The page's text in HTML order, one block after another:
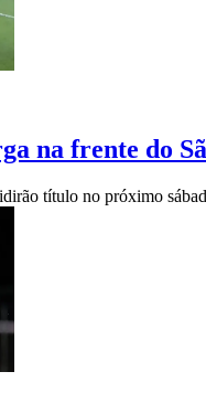
na frente do
título no próximo